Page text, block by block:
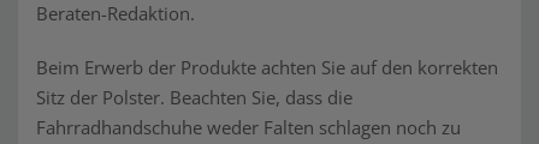
Beraten-Redaktion.
Beim Erwerb der Produkte achten Sie auf den korrekten
Sitz der Polster. Beachten Sie, dass die
Fahrradhandschuhe weder Falten schlagen noch zu